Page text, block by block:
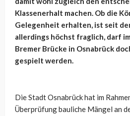
Klassenerhalt machen. Ob die
Gelegenheit erhalten, ist seit
allerdings höchst fraglich, darf
Bremer Brücke in Osnabrück
gespielt werden.
Die Stadt Osnabrück hat im
Überprüfung bauliche Mängel an